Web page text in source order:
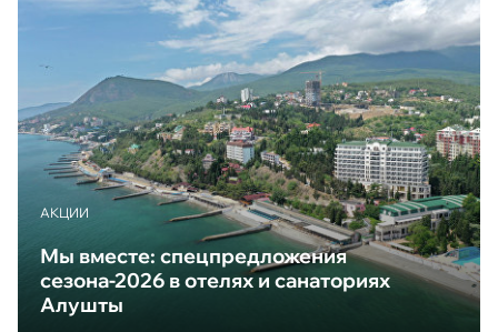
АКЦИИ
Мы вместе: спецпредложения
сезона-2026 в отелях и санаториях
Алушты